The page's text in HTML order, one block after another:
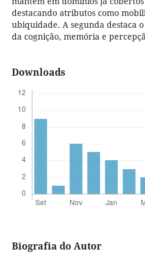
destacando atributos como
ubiquidade. A segunda destaca
da cognição, memória e
Downloads
Biografia do Autor